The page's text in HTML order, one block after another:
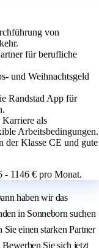
von
für berufliche
und Weihnachtsgeld
Randstad App für
Karriere als
Arbeitsbedingungen.
der Klasse CE und gute
- 1146 € pro Monat.
haben wir das
in Sonneborn suchen
einen starken Partner
Sie sich jetzt